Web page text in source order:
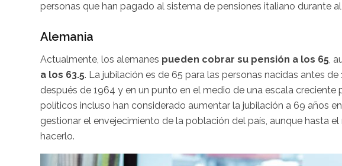
personas que han pagado al sistema de pensiones italiano durante
Alemania
Actualmente, los alemanes pueden cobrar su pensión a los 65 ,
a los 63.5. La jubilación es de 65 para las personas nacidas antes
después de 1964 y en un punto en el medio de una escala creciente
políticos incluso han considerado aumentar la jubilación a 69 años
gestionar el envejecimiento de la población del país, aunque hasta
hacerlo.